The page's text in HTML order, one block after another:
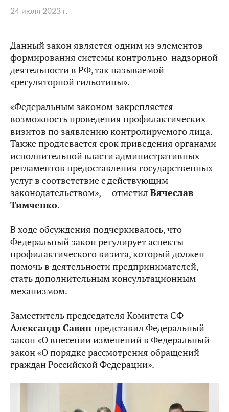
24 июля 2023 г.
Данный закон является одним из элементов
формирования системы контрольно-надзорной
деятельности в РФ, так называемой
«регуляторной гильотины».
«Федеральным законом закрепляется
возможность проведения профилактических
визитов по заявлению контролируемого лица.
Также продлевается срок приведения органами
исполнительной власти административных
регламентов предоставления государственных
услуг в соответствие с действующим
законодательством», — отметил Вячеслав
Тимченко.
В ходе обсуждения подчеркивалось, что
Федеральный закон регулирует аспекты
профилактического визита, который должен
помочь в деятельности предпринимателей,
стать дополнительным консультационным
механизмом.
Заместитель председателя Комитета СФ
Александр Савин представил Федеральный
закон «О внесении изменений в Федеральный
закон «О порядке рассмотрения обращений
граждан Российской Федерации».